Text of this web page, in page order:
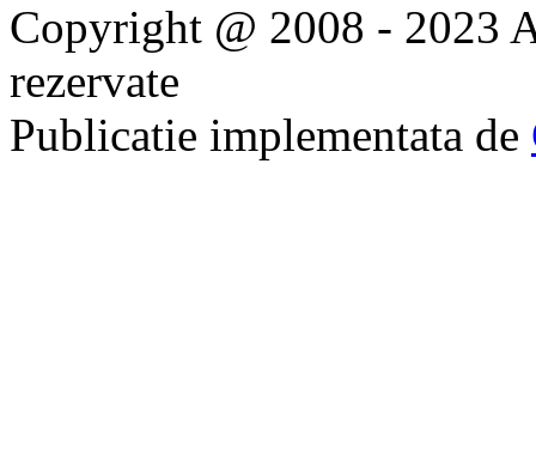
Copyright @ 2008 - 2023
rezervate
Publicatie implementata de